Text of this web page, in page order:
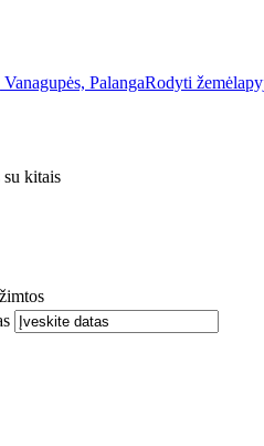
PalangaRodyti
su kitais